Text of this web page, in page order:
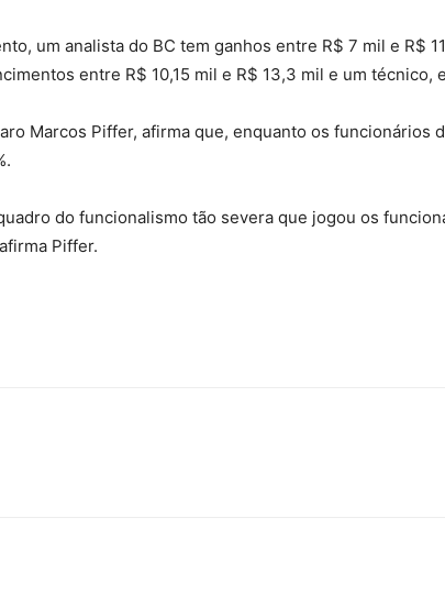
um analista do BC tem ganhos entre R$ 7 mil e R$
entre R$ 10,15 mil e R$ 13,3 mil e um técnico,
Marcos Piffer, afirma que, enquanto os funcionários
do funcionalismo tão severa que jogou os
Piffer.